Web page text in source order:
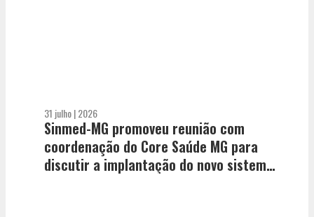
31 julho | 2026
Sinmed-MG promoveu reunião com
coordenação do Core Saúde MG para
discutir a implantação do novo sistema